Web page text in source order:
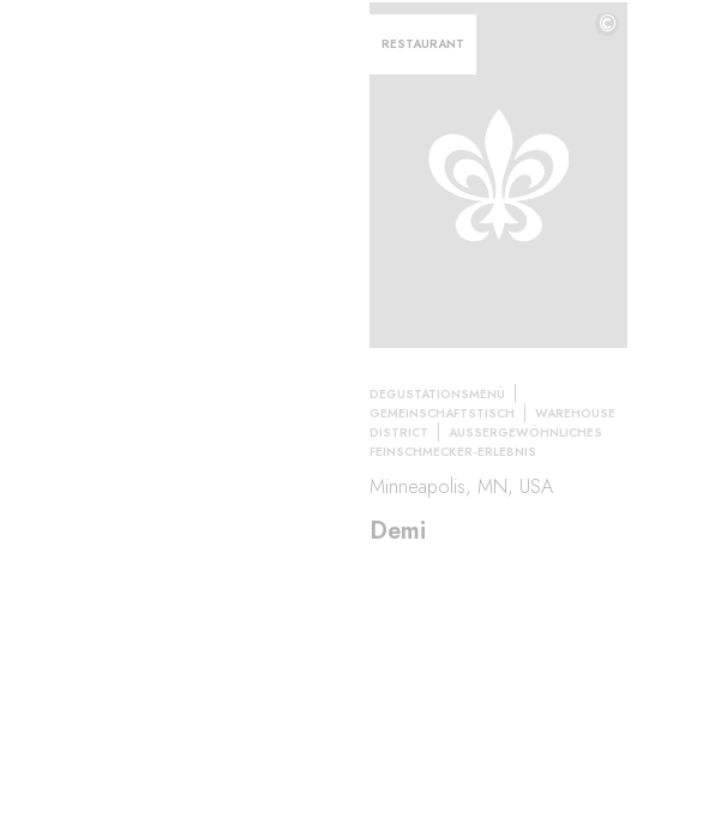
RESTAURANT
©
DEGUSTATIONSMENÜ
GEMEINSCHAFTSTISCH
WAREHOUSE
DISTRICT
AUSSERGEWÖHNLICHES
FEINSCHMECKER-ERLEBNIS
Minneapolis, MN, USA
Demi